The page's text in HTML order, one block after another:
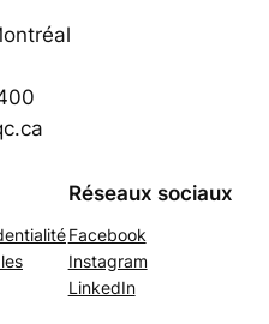
Réseaux sociaux
Facebook
Instagram
LinkedIn